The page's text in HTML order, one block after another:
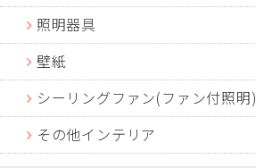
照明器具
壁紙
シーリングファン(ファン付照明)
その他インテリア